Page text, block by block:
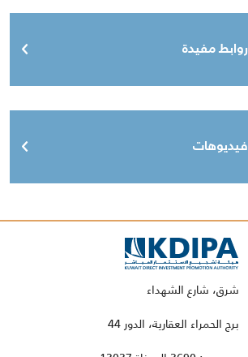
روابط مفيدة
فيديوهات
شرق، شارع الشهداء
برج الحمراء العقارية، الدور 44